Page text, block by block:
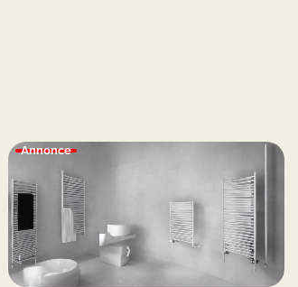
Annonce